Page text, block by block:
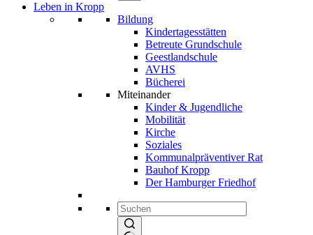
Ergebnisse
Leben in Kropp
Bildung
Kindertagesstätten
Betreute Grundschule
Geestlandschule
AVHS
Bücherei
Miteinander
Kinder & Jugendliche
Mobilität
Kirche
Soziales
Kommunalpräventiver Rat
Bauhof Kropp
Der Hamburger Friedhof